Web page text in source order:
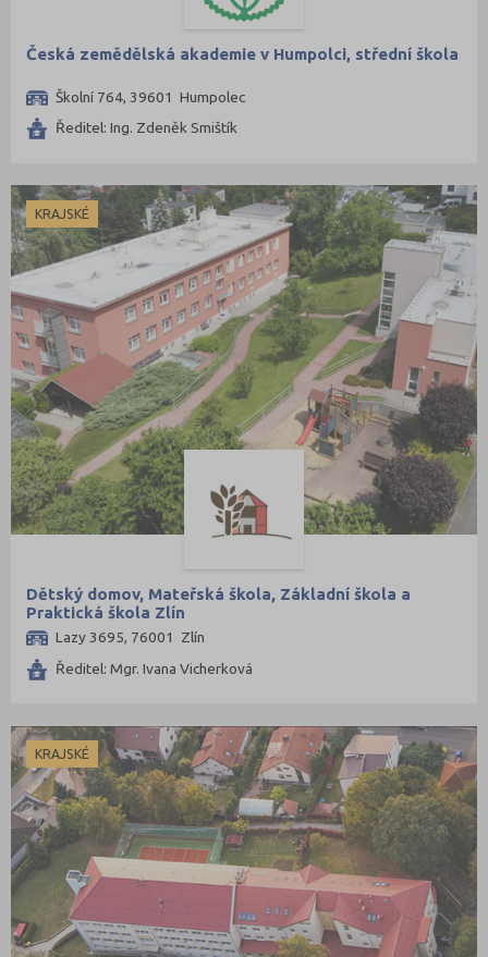
Česká zemědělská akademie v Humpolci, střední škola
Školní 764, 39601 Humpolec
Ředitel: Ing. Zdeněk Smištík
KRAJSKÉ
Dětský domov, Mateřská škola, Základní škola a
Praktická škola Zlín
Lazy 3695, 76001 Zlín
Ředitel: Mgr. Ivana Vicherková
KRAJSKÉ